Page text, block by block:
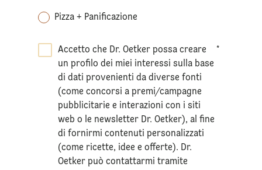
Pizza + Panificazione
Accetto che Dr. Oetker possa creare
un profilo dei miei interessi sulla base
di dati provenienti da diverse fonti
(come concorsi a premi/campagne
pubblicitarie e interazioni con i siti
web o le newsletter Dr. Oetker), al fine
di fornirmi contenuti personalizzati
(come ricette, idee e offerte). Dr.
Oetker può contattarmi tramite
*